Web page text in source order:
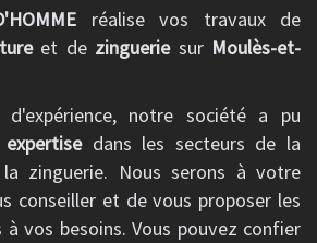
réalise vos travaux de
et de zingueriesur Moulès-et-
notre société a pu
expertisedans les secteurs de la
zinguerie. Nous serons à votre
conseiller et de vous proposer les
vos besoins. Vous pouvez confier